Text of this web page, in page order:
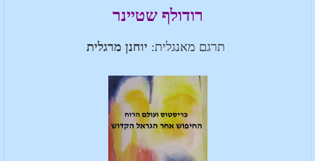
רודולף שטיינר
תרגם מאנגלית: יוחנן מרגלית